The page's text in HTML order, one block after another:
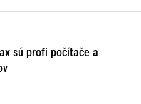
sú profi počítače a